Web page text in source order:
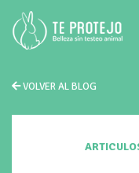
VOLVER AL BLOG